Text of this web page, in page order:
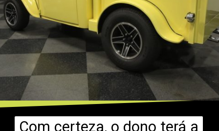
Com certeza, o dono terá a
Com certeza, o dono terá a